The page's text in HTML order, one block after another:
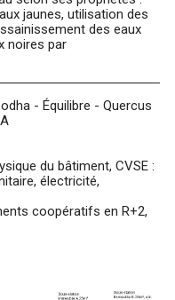
jaunes, utilisation des
des eaux
noires par
- Équilibre - Quercus
du bâtiment, CVSE :
électricité,
coopératifs en R+2,